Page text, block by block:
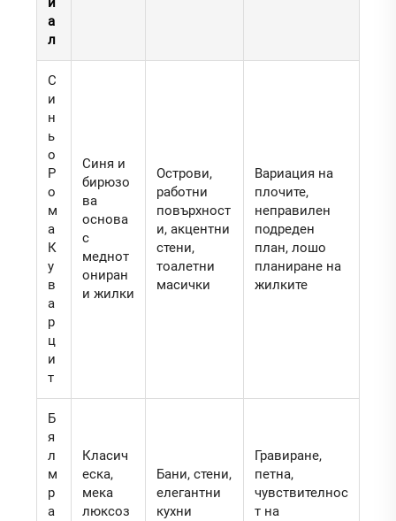
а
л
С
и
н
ь
о
Р
о
м
а
К
у
в
а
р
ц
и
т
Синя и
бирюзо
ва
основа
с
меднот
ониран
и жилки
Острови,
работни
повърхност
и, акцентни
стени,
тоалетни
масички
Вариация на
плочите,
неправилен
подреден
план, лошо
планиране на
жилките
Б
я
л
м
р
а
Класич
еска,
мека
люксоз
Бани, стени,
елегантни
кухни
Гравиране,
петна,
чувствителнос
т на